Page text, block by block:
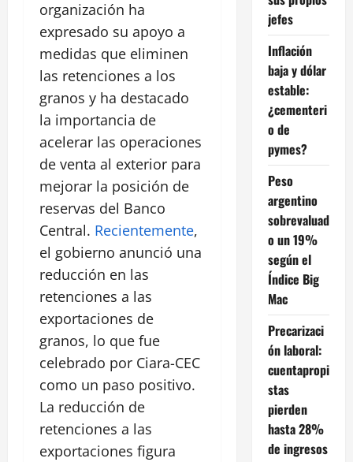
organización ha
expresado su apoyo a
medidas que eliminen
las retenciones a los
granos y ha destacado
la importancia de
acelerar las operaciones
de venta al exterior para
mejorar la posición de
reservas del Banco
Central. Recientemente,
el gobierno anunció una
reducción en las
retenciones a las
exportaciones de
granos, lo que fue
celebrado por Ciara-CEC
como un paso positivo.
La reducción de
retenciones a las
exportaciones figura
jefes
Inflación
baja y dólar
estable:
¿cementeri
o de
pymes?
Peso
argentino
sobrevaluad
o un 19%
según el
Índice Big
Mac
Precarizaci
ón laboral:
cuentapropi
stas
pierden
hasta 28%
de ingresos